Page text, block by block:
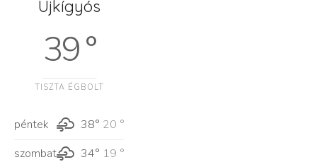
Újkígyós
39 °
TISZTA ÉGBOLT
péntek 38° 20 °
szombat
34° 19 °